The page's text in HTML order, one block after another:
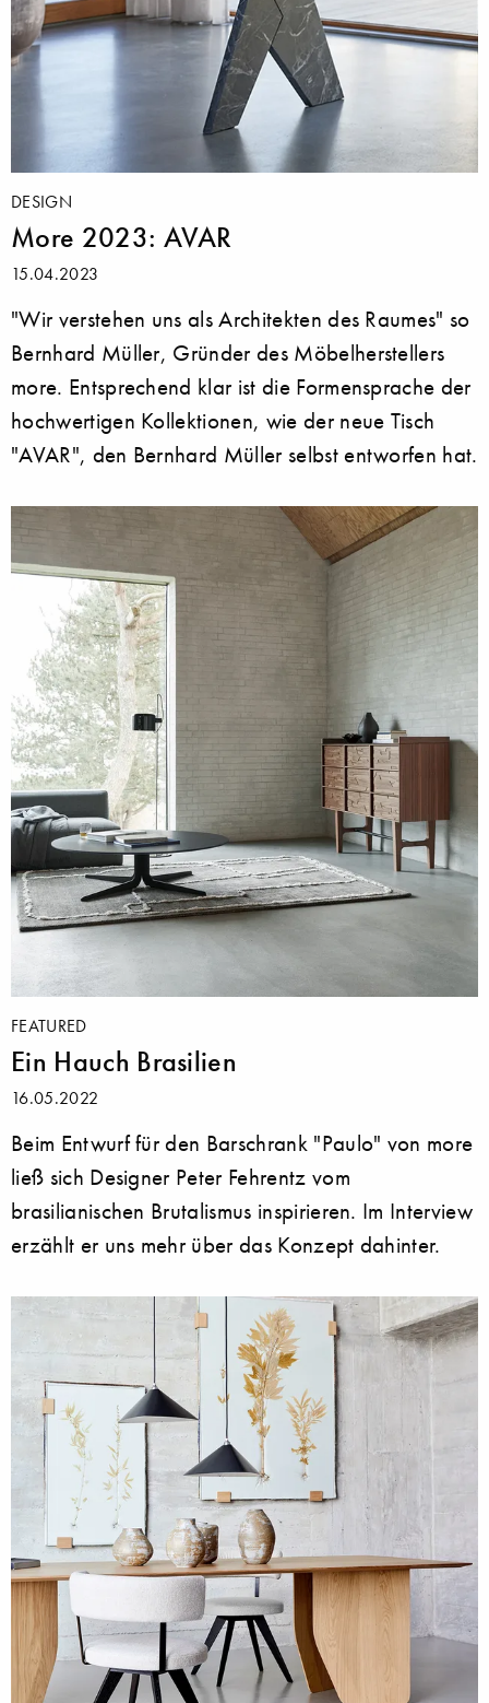
DESIGN
More 2023: AVAR
15.04.2023
"Wir verstehen uns als Architekten des Raumes" so
Bernhard Müller, Gründer des Möbelherstellers
more. Entsprechend klar ist die Formensprache der
hochwertigen Kollektionen, wie der neue Tisch
"AVAR", den Bernhard Müller selbst entworfen hat.
FEATURED
Ein Hauch Brasilien
16.05.2022
Beim Entwurf für den Barschrank "Paulo" von more
ließ sich Designer Peter Fehrentz vom
brasilianischen Brutalismus inspirieren. Im Interview
erzählt er uns mehr über das Konzept dahinter.